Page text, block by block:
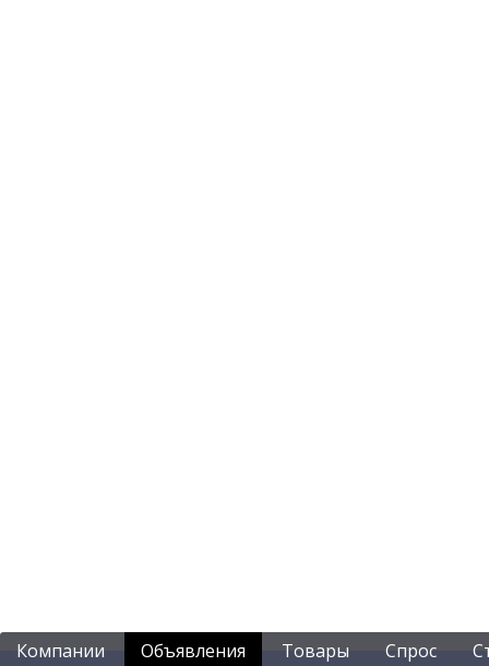
Компании Объявления Товары Спрос